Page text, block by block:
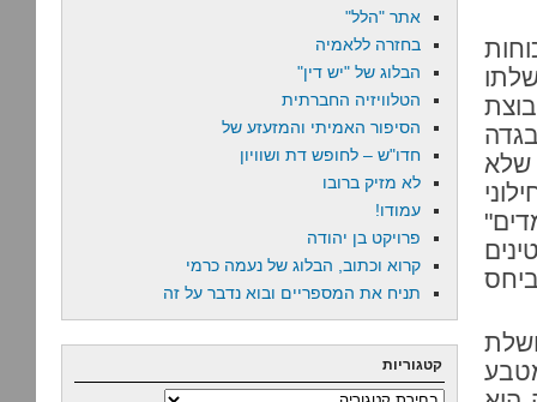
שלא
אתר "הלל"
בחזרה ללאמיה
הבלוג של "יש דין"
הטלוויזיה החברתית
הסיפור האמיתי והמזעזע של
חדו"ש – לחופש דת ושוויון
לא מזיק ברובו
עמודו!
פרויקט בן יהודה
קרוא וכתוב, הבלוג של נעמה כרמי
תניח את המספריים ובוא נדבר על זה
קטגוריות